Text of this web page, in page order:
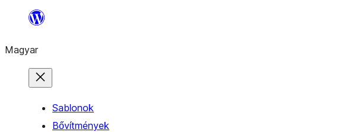
Ugrás
tartalomhoz
Magyar
Sablonok
Bővítmények